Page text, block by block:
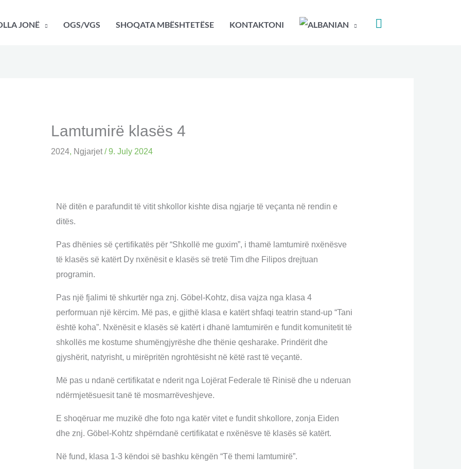
JONË OGS/VGS SHOQATA MBËSHTETËSE KONTAKTONI
Lamtumirë klasës 4
2024, Ngjarjet/9. July 2024
Në ditën e parafundit të vitit shkollor kishte disa ngjarje të veçanta në rendin e
ditës.
Pas dhënies së çertifikatës për “Shkollë me guxim”, i thamë lamtumirë nxënësve
të klasës së katërt Dy nxënësit e klasës së tretë Tim dhe Filipos drejtuan
programin.
Pas një fjalimi të shkurtër nga znj. Göbel-Kohtz, disa vajza nga klasa 4
performuan një kërcim. Më pas, e gjithë klasa e katërt shfaqi teatrin stand-up “Tani
është koha”. Nxënësit e klasës së katërt i dhanë lamtumirën e fundit komunitetit të
shkollës me kostume shumëngjyrëshe dhe thënie qesharake. Prindërit dhe
gjyshërit, natyrisht, u mirëpritën ngrohtësisht në këtë rast të veçantë.
Më pas u ndanë certifikatat e nderit nga Lojërat Federale të Rinisë dhe u nderuan
ndërmjetësuesit tanë të mosmarrëveshjeve.
E shoqëruar me muzikë dhe foto nga katër vitet e fundit shkollore, zonja Eiden
dhe znj. Göbel-Kohtz shpërndanë certifikatat e nxënësve të klasës së katërt.
Në fund, klasa 1-3 këndoi së bashku këngën “Të themi lamtumirë”.